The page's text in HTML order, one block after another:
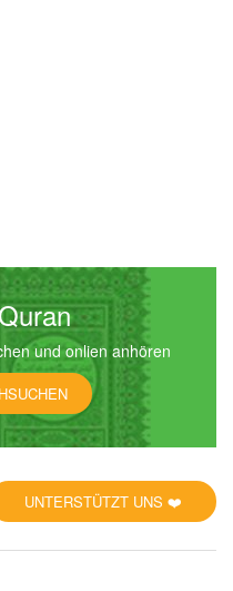
und onlien anhören
UNTERSTÜTZT UNS ❤️